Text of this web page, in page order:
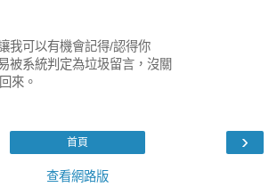
我可以有機會記得/認得你
被系統判定為垃圾留言，沒關
來。
›
首頁
查看網路版